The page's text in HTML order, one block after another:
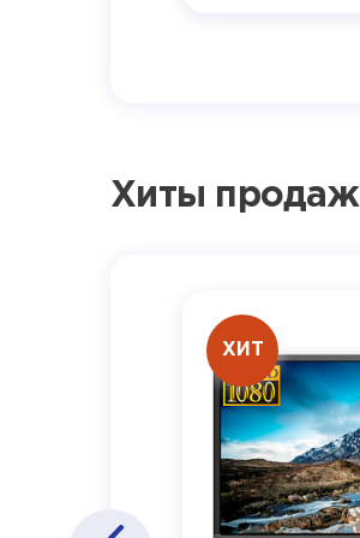
Хиты продаж
ХИТ